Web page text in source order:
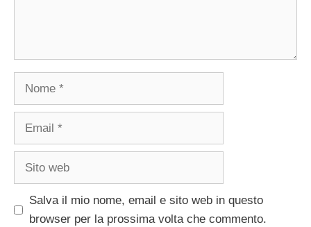
Nome
Email
Sito
Salva il mio nome, email e sito web in questo
browser per la prossima volta che commento.